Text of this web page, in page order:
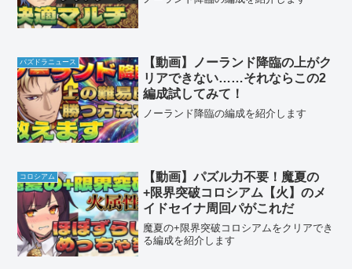
パズドラニュース
【動画】ノーランド降臨の上がク
リアできない……それならこの2
編成試してみて！
ノーランド降臨の編成を紹介します
コロシアム
【動画】パズル力不要！魔夏の
+限界突破コロシアム【火】のメ
イドセイナ周回パがこれだ
魔夏の+限界突破コロシアムをクリアでき
る編成を紹介します